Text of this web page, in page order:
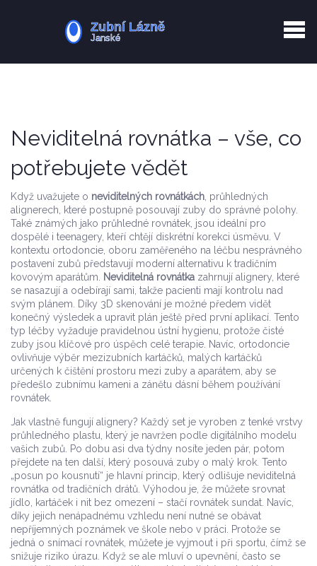
Zotavení po extrakci
Neviditelná rovnátka – vše, co
potřebujete vědět
Když uvažujete o neviditelných rovnátkách průhledných
alignerech, které postupně posouvají zuby do správné polohy
Také známých jako průhledné rovnátek , jsou ideální pro
dospělé i teenagery, kteří chtějí diskrétní korekci úsměvu . V
kontextu ortodoncie oboru zaměřeného na léčbu nesprávného
postavení zubů představují moderní alternativu k tradičním
kovovým aparátům.
Neviditelná rovnátka zahrnují alignery, které
se nasazují a odebírají sami, takže pacienti mají kontrolu nad
svým plánem. Díky 3D skenování je možné předem vidět
konečný výsledek a upravit plán ještě před první aplikací. Tento
typ léčby vyžaduje pravidelnou ústní hygienu, protože čisté
zuby jsou klíčové pro úspěch celé terapie. Navíc, ortodoncie
ovlivňuje výběr mezizubních kartáčků malých kartáčků
určených k čištění prostoru mezi zuby a aparátem , aby se
předešlo zubnímu kameni a zánětu dásní během používání
rovnátek.
Jak vlastně fungují alignery? Každý set je vyroben z tenké vrstvy
průhledného plastu, který je navržen podle digitálního modelu
vašich zubů. Po dobu asi dva týdny nosíte jeden pár, potom
přejdete na ten další, který posouvá zuby o malý krok. Tento
„posun po kousnutí“ je hlavní princip, který odlišuje neviditelná
rovnátka od tradičních drátů. Výhodou je, že můžete srovnat
jídlo, kartáček i nit bez omezení – stačí rovnátek sundat. Navíc,
díky jejich nenápadnému vzhledu není nutné se obávat
nepříjemných poznámek ve škole nebo v práci. Protože se
jedná o snímací rovnátek , můžete je vyjmout i při sportu, čímž se
snižuje riziko úrazu. Když se ale mluví o upevnění, často se